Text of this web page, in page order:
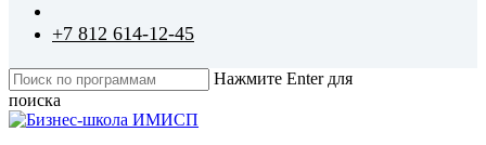
+7 812 614-12-45
Нажмите Enter для
поиска
Close